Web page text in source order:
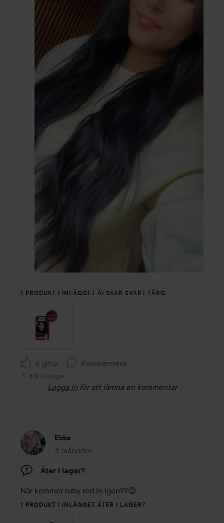
1 PRODUKT I INLÄGGET ÄLSKAR SVART FÄRG
4 gillar Kommentera
479 visningar
Logga in för att lämna en kommentar
Ebba
4 månader
Inlägget skapades 4 månader
Åter i lager?
När kommer ruby red in igen??😍
1 PRODUKT I INLÄGGET ÅTER I LAGER?